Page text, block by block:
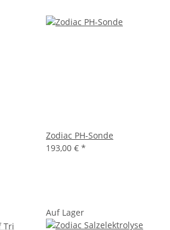
Zodiac PH-Sonde
193,00 € *
Auf Lager